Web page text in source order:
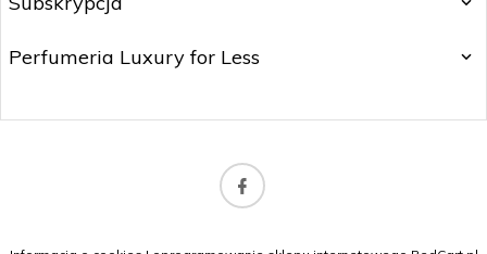
Perfumeria Luxury for Less